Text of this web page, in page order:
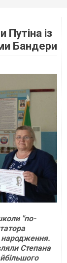
Путіна із
Бандери
"по-
Степана